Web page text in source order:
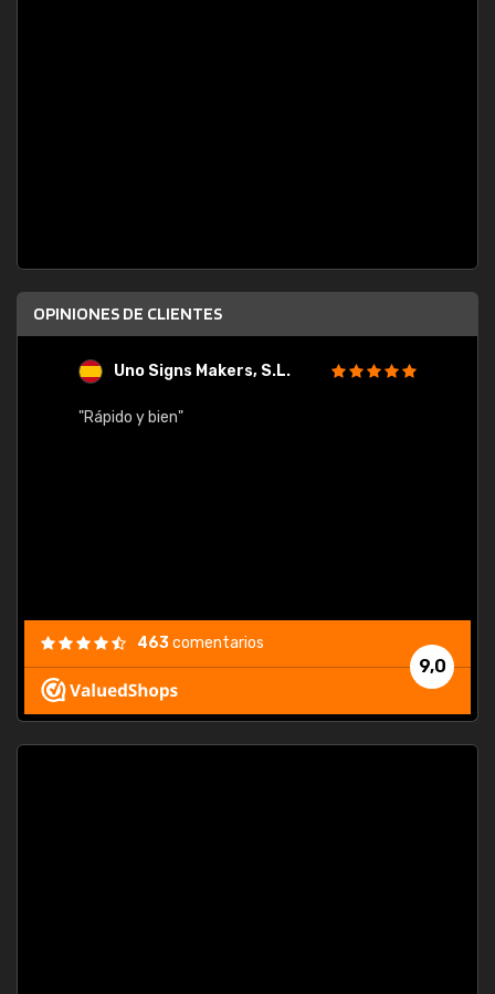
OPINIONES DE CLIENTES
Uno Signs Makers, S.L.
"Rápido y bien"
9,0
463comentarios